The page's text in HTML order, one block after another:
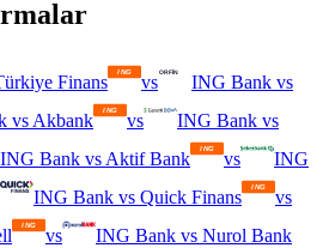
Finans vs ING Bank vs
vs Akbank vs ING Bank vs
ING Bank vs Aktif Bank vs
ING
ING Bank vs Quick Finans
vs
vs ING Bank vs Nurol Bank